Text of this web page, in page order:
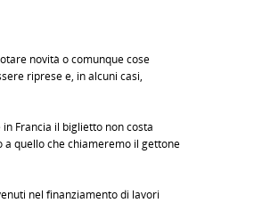
novità o comunque cose
riprese e, in alcuni casi,
Francia il biglietto non costa
quello che chiameremo il gettone
nel finanziamento di lavori